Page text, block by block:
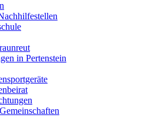
in Pertenstein